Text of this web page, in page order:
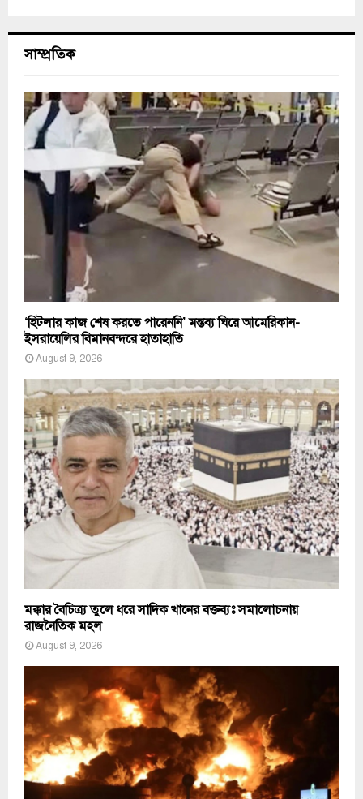
সাম্প্রতিক
‘হিটলার কাজ শেষ করতে পারেননি’ মন্তব্য ঘিরে আমেরিকান-
ইসরায়েলির বিমানবন্দরে হাতাহাতি
August 9, 2026
মক্কার বৈচিত্র্য তুলে ধরে সাদিক খানের বক্তব্যঃ সমালোচনায়
রাজনৈতিক মহল
August 9, 2026